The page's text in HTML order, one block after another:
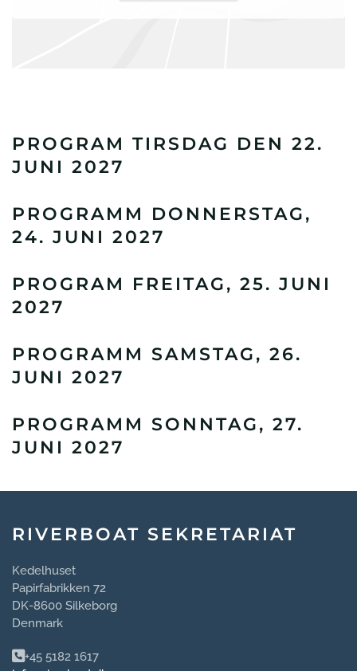
PROGRAM TIRSDAG DEN 22.
JUNI 2027
PROGRAMM DONNERSTAG,
24. JUNI 2027
PROGRAM FREITAG, 25. JUNI
2027
PROGRAMM SAMSTAG, 26.
JUNI 2027
PROGRAMM SONNTAG, 27.
JUNI 2027
RIVERBOAT SEKRETARIAT
Kedelhuset
Papirfabrikken 72
DK-8600 Silkeborg
Denmark
+45 5182 1617